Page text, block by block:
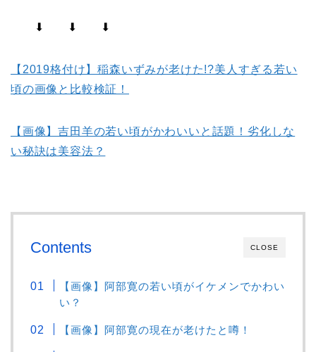
⬇ ⬇ ⬇
【2019格付け】稲森いずみが老けた!?美人すぎる若い
頃の画像と比較検証！
【画像】吉田羊の若い頃がかわいいと話題！劣化しな
い秘訣は美容法？
CLOSE
Contents
【画像】阿部寛の若い頃がイケメンでかわい
い？
【画像】阿部寛の現在が老けたと噂！